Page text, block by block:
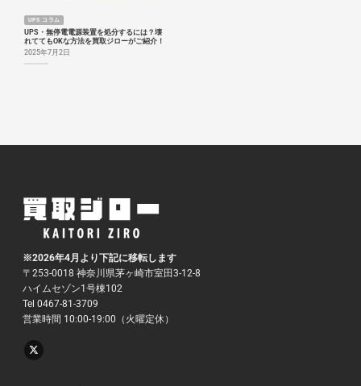
UPS コラム
UPS・無停電電源装置を処分するには？壊
れててもOKな方法を買取ジローがご紹介！
2025年7月2日
※2026年4月より下記に移転します
〒253-0018 神奈川県茅ヶ崎市室田3-12-8
ハイムセゾン1号棟102
Tel 0467-81-3709
営業時間 10:00-19:00（火曜定休）